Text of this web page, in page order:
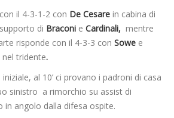
il 4-3-1-2 con De Cesare in cabina di
di Braconi e Cardinali, mentre
risponde con il 4-3-3 con Sowe e
nel tridente.
al 10’ ci provano i padroni di casa
sinistro a rimorchio su assist di
in angolo dalla difesa ospite.